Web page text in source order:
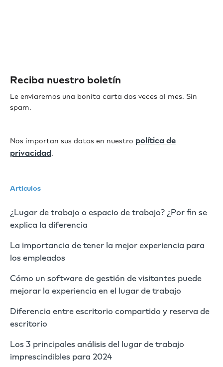
Reciba nuestro boletín
Le enviaremos una bonita carta dos veces al mes. Sin
spam.
Nos importan sus datos en nuestro política de
privacidad.
Artículos
¿Lugar de trabajo o espacio de trabajo? ¿Por fin se
explica la diferencia
La importancia de tener la mejor experiencia para
los empleados
Cómo un software de gestión de visitantes puede
mejorar la experiencia en el lugar de trabajo
Diferencia entre escritorio compartido y reserva de
escritorio
Los 3 principales análisis del lugar de trabajo
imprescindibles para 2024